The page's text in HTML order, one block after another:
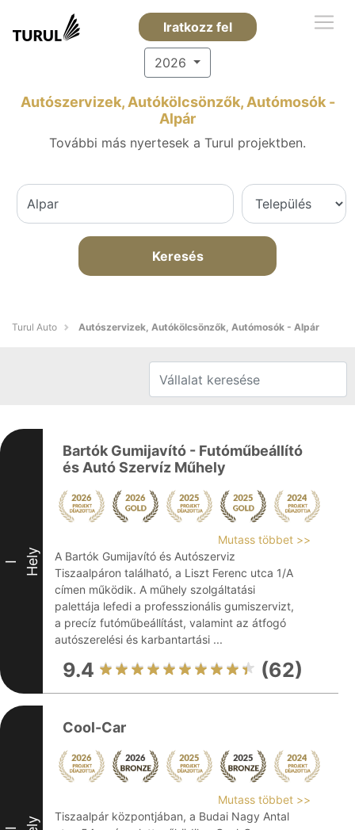
Iratkozz fel
2026
Autószervizek, Autókölcsönzők, Autómosók -
Alpár
További más nyertesek a Turul projektben.
Keresés
Turul Auto Autószervizek, Autókölcsönzők, Autómosók - Alpár
I Hely
Bartók Gumijavító - Futóműbeállító
és Autó Szervíz Műhely
Mutass többet >>
A Bartók Gumijavító és Autószerviz
Tiszaalpáron található, a Liszt Ferenc utca 1/A
címen működik. A műhely szolgáltatási
palettája lefedi a professzionális gumiszervizt,
a precíz futóműbeállítást, valamint az átfogó
autószerelési és karbantartási ...
9.4 (62)
Cool-Car
Mutass többet >>
Tiszaalpár központjában, a Budai Nagy Antal